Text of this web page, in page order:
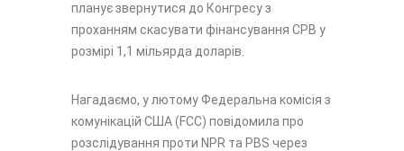
планує звернутися до Конгресу з
проханням скасувати фінансування CPB у
розмірі 1,1 мільярда доларів.
Нагадаємо, у лютому Федеральна комісія з
комунікацій США (FCC) повідомила про
розслідування проти NPR та PBS через